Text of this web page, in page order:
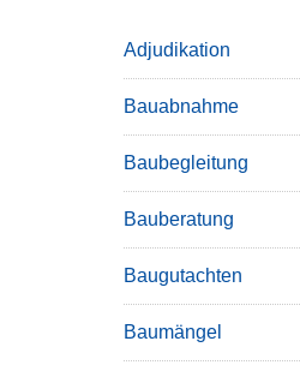
Adjudikation
Bauabnahme
Baubegleitung
Bauberatung
Baugutachten
Baumängel